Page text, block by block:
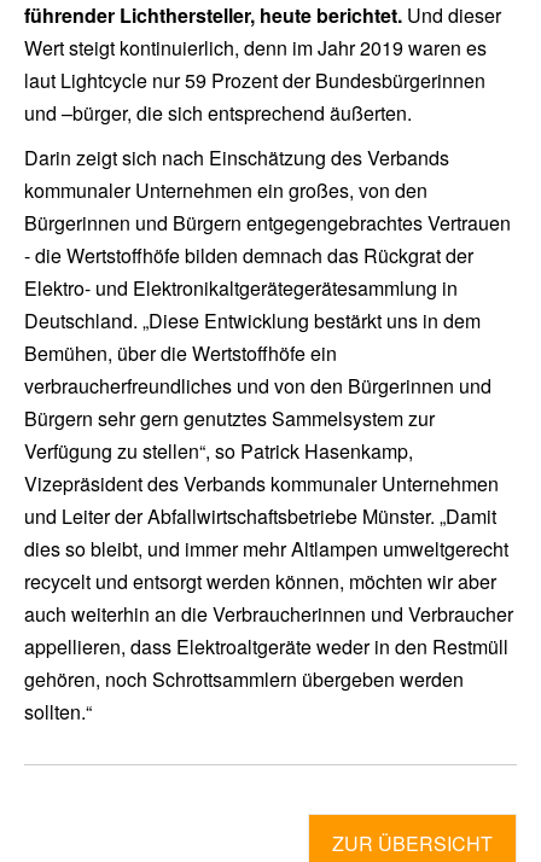
führender Lichthersteller, heute berichtet. Und dieser
Wert steigt kontinuierlich, denn im Jahr 2019 waren es
laut Lightcycle nur 59 Prozent der Bundesbürgerinnen
und –bürger, die sich entsprechend äußerten.
Darin zeigt sich nach Einschätzung des Verbands
kommunaler Unternehmen ein großes, von den
Bürgerinnen und Bürgern entgegengebrachtes Vertrauen
- die Wertstoffhöfe bilden demnach das Rückgrat der
Elektro- und Elektronikaltgerätegerätesammlung in
Deutschland. „Diese Entwicklung bestärkt uns in dem
Bemühen, über die Wertstoffhöfe ein
verbraucherfreundliches und von den Bürgerinnen und
Bürgern sehr gern genutztes Sammelsystem zur
Verfügung zu stellen“, so Patrick Hasenkamp,
Vizepräsident des Verbands kommunaler Unternehmen
und Leiter der Abfallwirtschaftsbetriebe Münster. „Damit
dies so bleibt, und immer mehr Altlampen umweltgerecht
recycelt und entsorgt werden können, möchten wir aber
auch weiterhin an die Verbraucherinnen und Verbraucher
appellieren, dass Elektroaltgeräte weder in den Restmüll
gehören, noch Schrottsammlern übergeben werden
sollten.“
ZUR ÜBERSICHT